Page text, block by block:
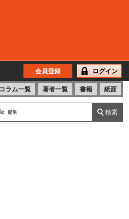
会員登録 ログイン
コラム一覧 著者一覧 書籍 紙面